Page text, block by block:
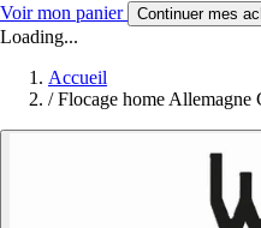
Voir mon panier Continuer mes
Loading...
Accueil
/ Flocage home